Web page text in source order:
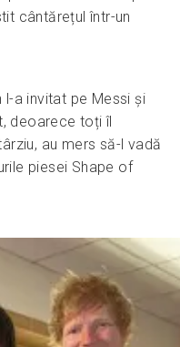
cântărețul într-un
l-a invitat pe Messi și
deoarece toți îl
au mers să-l vadă
piesei Shape of